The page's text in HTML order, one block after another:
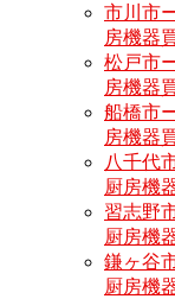
市川市
房機器
松戸市
房機器
船橋市
房機器
八千代
厨房機
習志野
厨房機
鎌ヶ谷
厨房機